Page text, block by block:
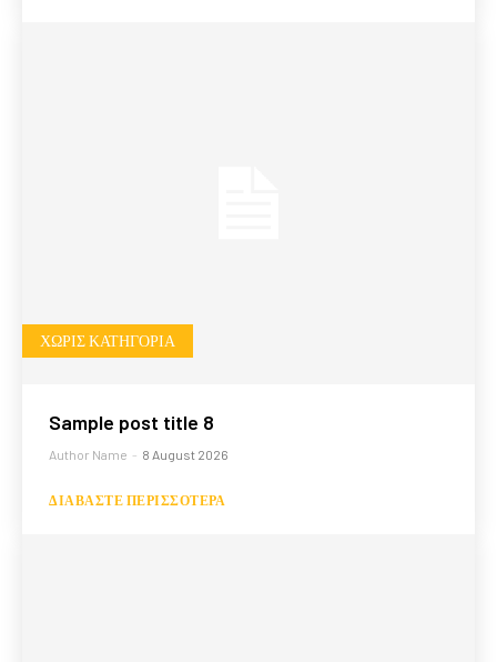
ΧΩΡΊΣ ΚΑΤΗΓΟΡΊΑ
Sample post title 8
Author Name - 8 August 2026
ΔΙΑΒΆΣΤΕ ΠΕΡΙΣΣΌΤΕΡΑ